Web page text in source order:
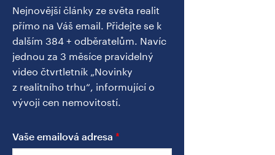
Nejnovější články ze světa realit
přímo na Váš email. Přidejte se k
dalším 384 + odběratelům. Navíc
jednou za 3 měsíce pravidelný
video čtvrtletník „Novinky
z realitního trhu“, informující o
vývoji cen nemovitostí.
Vaše emailová adresa